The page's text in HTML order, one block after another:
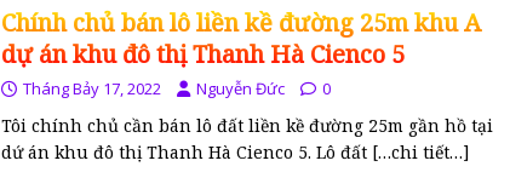
Chính chủ bán lô liền kề đường 25m khu A
dự án khu đô thị Thanh Hà Cienco 5
Tháng Bảy 17, 2022 Nguyễn Đức 0
Tôi chính chủ cần bán lô đất liền kề đường 25m gần hồ tại
dứ án khu đô thị Thanh Hà Cienco 5. Lô đất […chi tiết…]